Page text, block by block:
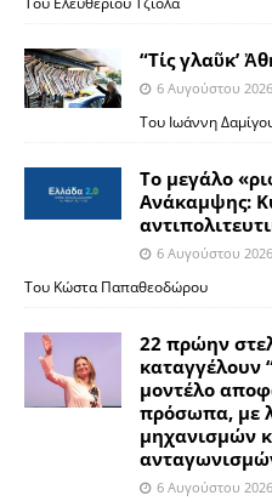
“Τίς γλαῦκ’
6 Αυγούστου 2026
Του Ιωάννη
Το μεγάλο
Ανάκαμψης:
6 Αυγούστου 2026
Του Κώστα Παπαθεοδώρου
22 πρώην
καταγγέλουν
μοντέλο
πρόσωπα, με
μηχανισμών
6 Αυγούστου 2026